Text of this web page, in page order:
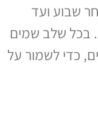
שבוע ועד
בכל שלב שמים
כדי לשמור על